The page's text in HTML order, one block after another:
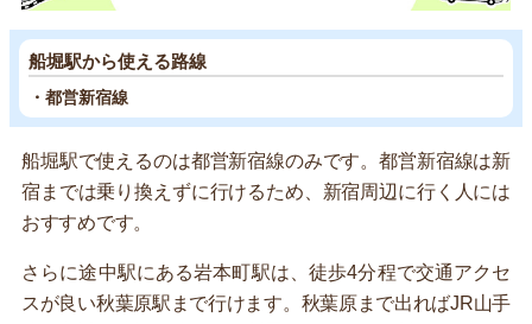
船堀駅から使える路線
・都営新宿線
船堀駅で使えるのは都営新宿線のみです。都営新宿線は新
宿までは乗り換えずに行けるため、新宿周辺に行く人には
おすすめです。
さらに途中駅にある岩本町駅は、徒歩4分程で交通アクセ
スが良い秋葉原駅まで行けます。秋葉原まで出ればJR山手